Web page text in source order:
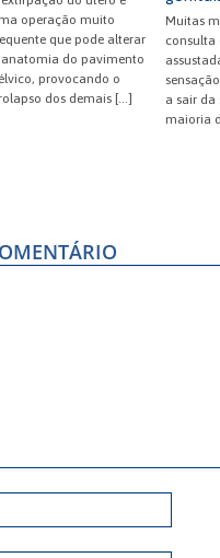
operação muito
que pode alterar
anatomia do pavimento
provocando o
dos demais […]
Muitas
consulta
a sair da
maioria